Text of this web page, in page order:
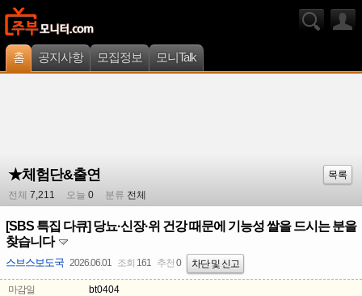
홈 공지사항 모집정보 모니Talk
★체험단&출연
목록
전체 7,211 오늘 0 분류 전체
[SBS 특집 다큐] 당뇨·신장·위 건강 때문에 기능성 쌀을 드시는 분을
찾습니다
스브스보도국 2026.06.01 조회 161 추천 0 차단 및 신고
마감일
bt0404